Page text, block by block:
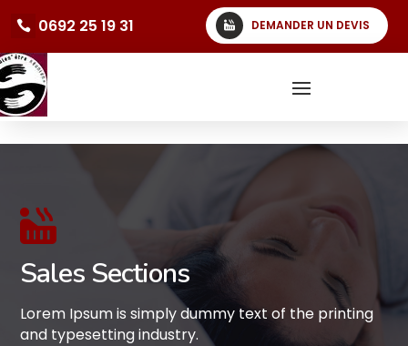
0692 25 19 31 DEMANDER UN DEVIS

Sales Sections
Lorem Ipsum is simply dummy text of the printing
and typesetting industry.